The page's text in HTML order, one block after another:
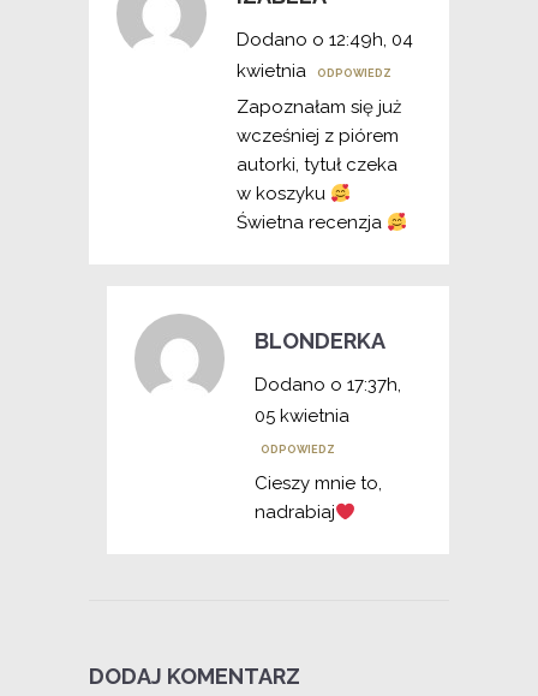
Dodano o 12:49h, 04
kwietnia
ODPOWIEDZ
Zapoznałam się już
wcześniej z piórem
autorki, tytuł czeka
w koszyku
Świetna recenzja
BLONDERKA
Dodano o 17:37h,
05 kwietnia
ODPOWIEDZ
Cieszy mnie to,
nadrabiaj
DODAJ KOMENTARZ